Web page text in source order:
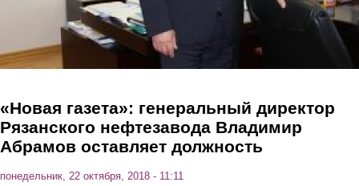
«Новая газета»: генеральный директор
Рязанского нефтезавода Владимир
Абрамов оставляет должность
понедельник, 22 октября, 2018 - 11:11